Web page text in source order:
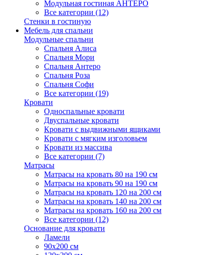
Модульная гостиная АНТЕРО
Все категории (12)
Стенки в гостиную
Мебель для спальни
Модульные спальни
Спальня Алиса
Спальня Мори
Спальня Антеро
Спальня Роза
Спальня Софи
Все категории (19)
Кровати
Односпальные кровати
Двуспальные кровати
Кровати с выдвижными ящиками
Кровати с мягким изголовьем
Кровати из массива
Все категории (7)
Матрасы
Матрасы на кровать 80 на 190 см
Матрасы на кровать 90 на 190 см
Матрасы на кровать 120 на 200 см
Матрасы на кровать 140 на 200 см
Матрасы на кровать 160 на 200 см
Все категории (12)
Основание для кровати
Ламели
90х200 см